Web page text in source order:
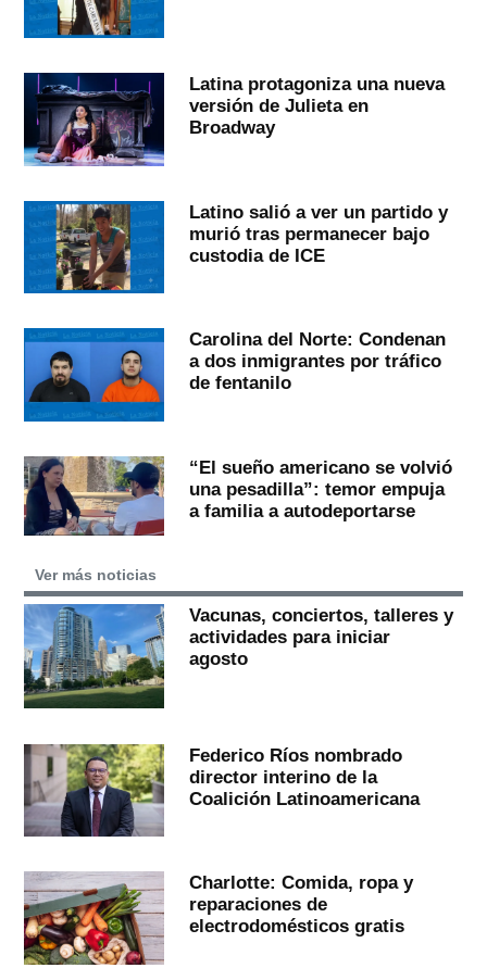
Latina protagoniza una nueva
versión de Julieta en
Broadway
Latino salió a ver un partido y
murió tras permanecer bajo
custodia de ICE
Carolina del Norte: Condenan
a dos inmigrantes por tráfico
de fentanilo
“El sueño americano se volvió
una pesadilla”: temor empuja
a familia a autodeportarse
Ver más noticias
Vacunas, conciertos, talleres y
actividades para iniciar
agosto
Federico Ríos nombrado
director interino de la
Coalición Latinoamericana
Charlotte: Comida, ropa y
reparaciones de
electrodomésticos gratis